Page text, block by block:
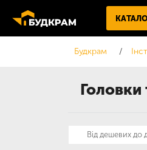
Будкрам
Від дешевих до